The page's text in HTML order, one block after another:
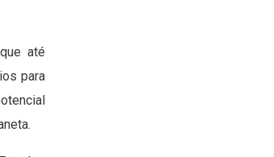
até
para